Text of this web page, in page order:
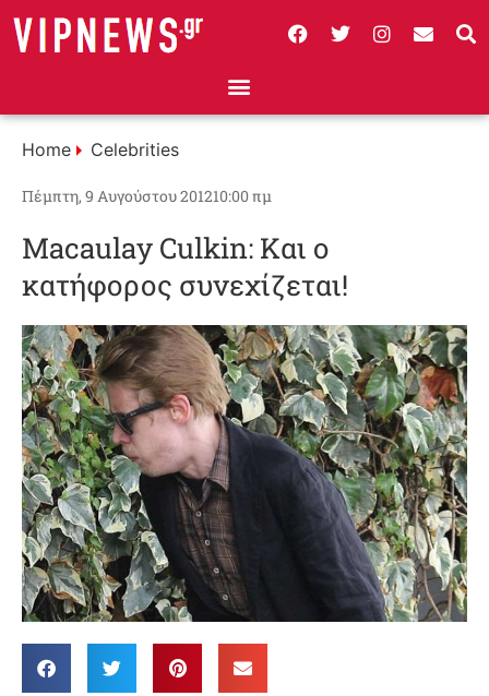
Home Celebrities
Πέμπτη, 9 Αυγούστου 201210:00 πμ
Macaulay Culkin: Και ο
κατήφορος συνεχίζεται!